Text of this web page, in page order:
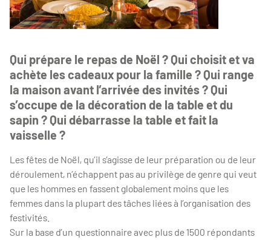
Qui prépare le repas de Noël ? Qui choisit et va
achète les cadeaux pour la famille ? Qui range
la maison avant l’arrivée des invités ? Qui
s’occupe de la décoration de la table et du
sapin ? Qui débarrasse la table et fait la
vaisselle ?
Les fêtes de Noël, qu’il s’agisse de leur préparation ou de leur
déroulement, n’échappent pas au privilège de genre qui veut
que les hommes en fassent globalement moins que les
femmes dans la plupart des tâches liées à l’organisation des
festivités.
Sur la base d’un questionnaire avec plus de 1500 répondants